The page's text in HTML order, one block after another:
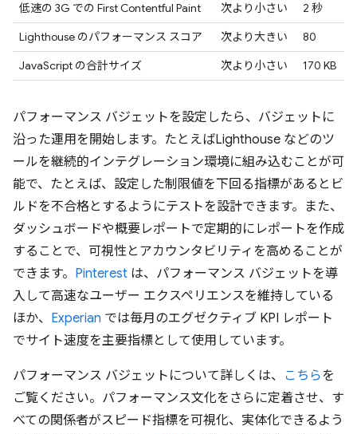
低速の 3G での First Contentful Paint
次より小さい
2 秒
Lighthouse のパフォーマンス スコア
次より大きい
80
JavaScript の合計サイズ
次より小さい 170 KB
パフォーマンス バジェットを設定したら、バジェットに
沿った運用を開始します。たとえばLighthouse などのツ
ールを継続的インテグレーション環境に組み込むことが可
能で、たとえば、設定した制限値を下回る指標があるとビ
ルドを不合格とするようにテストを設計できます。また、
ダッシュボードや概要レポートで定期的にレポートを作成
することで、可視性とアカウンタビリティを高めることが
できます。 Pinterest は、パフォーマンス バジェットを導
入して高速なユーザー エクスペリエンスを維持している
ほか、 Experian では毎月のエグゼクティブ KPI レポート
でサイト速度を主要指標として使用しています。
パフォーマンス バジェットについて詳しくは、 こちらを
ご覧ください。パフォーマンス文化をさらに定着させ、す
べての関係者がスピード指標を可視化、実体化できるよう